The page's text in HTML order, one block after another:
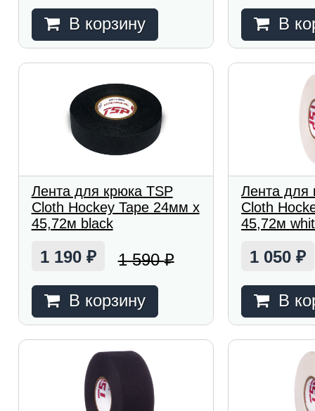
В корзину В
Лента для крюка TSP
Cloth Hockey Tape 24мм x
45,72м black
1 190 ₽ 1 590₽
В корзину
Лента для
Cloth
45,72м
1 050₽
В